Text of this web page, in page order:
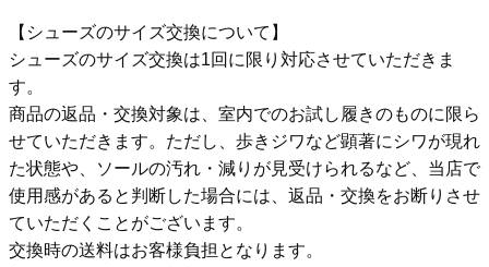
【シューズのサイズ交換について】
シューズのサイズ交換は1回に限り対応させていただきま
す。
商品の返品・交換対象は、室内でのお試し履きのものに限ら
せていただきます。ただし、歩きジワなど顕著にシワが現れ
た状態や、ソールの汚れ・減りが見受けられるなど、当店で
使用感があると判断した場合には、返品・交換をお断りさせ
ていただくことがございます。
交換時の送料はお客様負担となります。